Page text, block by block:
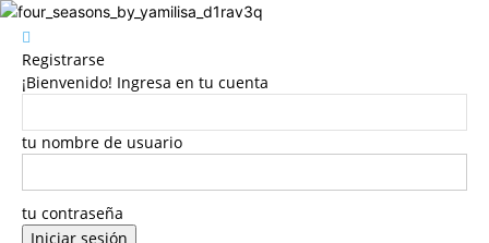
Registrarse
¡Bienvenido! Ingresa en tu cuenta
tu nombre de usuario
tu contraseña